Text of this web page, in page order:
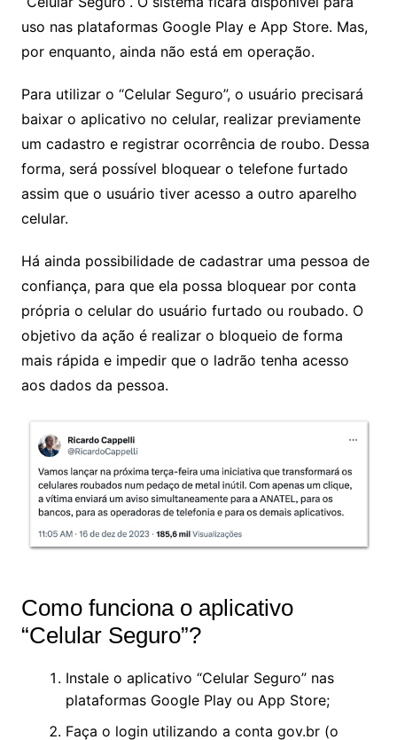
uso nas plataformas Google Play e App Store. Mas,
por enquanto, ainda não está em operação.
Para utilizar o “Celular Seguro”, o usuário precisará
baixar o aplicativo no celular, realizar previamente
um cadastro e registrar ocorrência de roubo. Dessa
forma, será possível bloquear o telefone furtado
assim que o usuário tiver acesso a outro aparelho
celular.
Há ainda possibilidade de cadastrar uma pessoa de
confiança, para que ela possa bloquear por conta
própria o celular do usuário furtado ou roubado. O
objetivo da ação é realizar o bloqueio de forma
mais rápida e impedir que o ladrão tenha acesso
aos dados da pessoa.
Como funciona o aplicativo
“Celular Seguro”?
Instale o aplicativo “Celular Seguro” nas
plataformas Google Play ou App Store;
Faça o login utilizando a conta gov.br (o